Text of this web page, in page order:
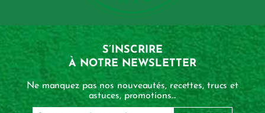
S’INSCRIRE
À NOTRE NEWSLETTER
Ne manquez pas nos nouveautés, recettes, trucs et
astuces, promotions...